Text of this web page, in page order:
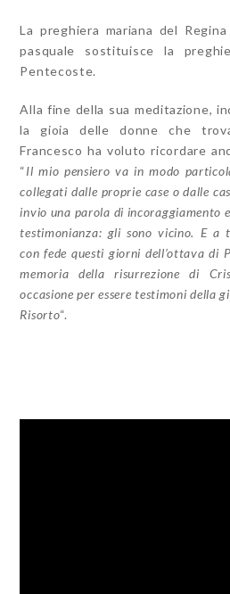
La preghiera mariana del
pasquale sostituisce la
Pentecoste.
Alla fine della sua meditazione,
la gioia delle donne che
Francesco ha voluto ricordare
“Il mio pensiero va in modo
collegati dalle proprie case o dalle
invio una parola di incoraggiamento
testimonianza: gli sono vicino. E a
con fede questi giorni dell’ottava di
memoria della risurrezione di
occasione per essere testimoni della
Risorto“.